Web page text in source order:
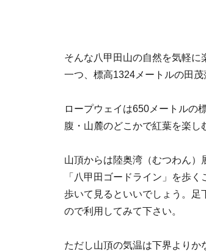
そんな八甲田山の自然を気軽に
一つ、標高1324メートルの田
ロープウェイは650メートルの
腹・山麓のどこかで紅葉を楽し
山頂からは陸奥湾（むつわん）
「八甲田ゴードライン」を歩
歩いて見るといいでしょう。足
ので利用してみて下さい。
ただし山頂の気温は下界より